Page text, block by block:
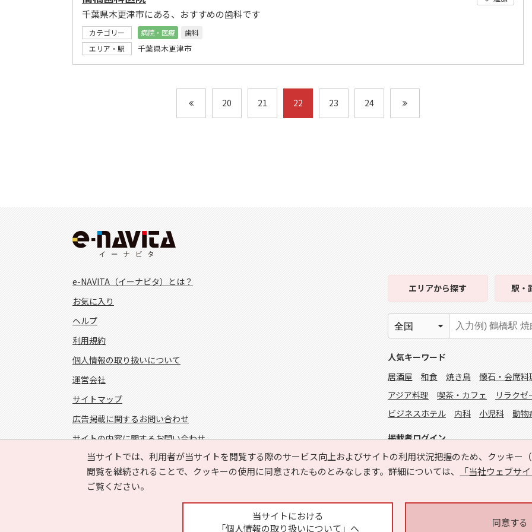
千葉県木更津市にある、おすすめの歯科です
カテゴリー 病院・医療
歯科
エリア・駅
千葉県木更津市
20 21 22 23 24
当サイトでは、利用者が当サイトを閲覧する際のサービス向上およびサイトの利用状況把握のため、クッキー
閲覧を継続されることで、クッキーの使用に同意されたものとみなします。詳細については、
「当社ウェブサ
ご覧ください。
当サイトにおける
「個人情報の取り扱いについて」へ
同意する
e-NAVITA（イーナビタ）とは？
お気に入り
ヘルプ
利用規約
個人情報の取り扱いについて
運営会社
サイトマップ
広告掲載に関するお問い合わせ
サイトの内容に関するお問い合わせ
エリアから探す 駅・
人気キーワード
居酒屋
和食 焼き鳥 懐石・会席料
アジア料理
喫茶・カフェ リラクゼ
ビジネスホテル
内科 小児科 動物
掲載者ログイン
FOLLOW US!